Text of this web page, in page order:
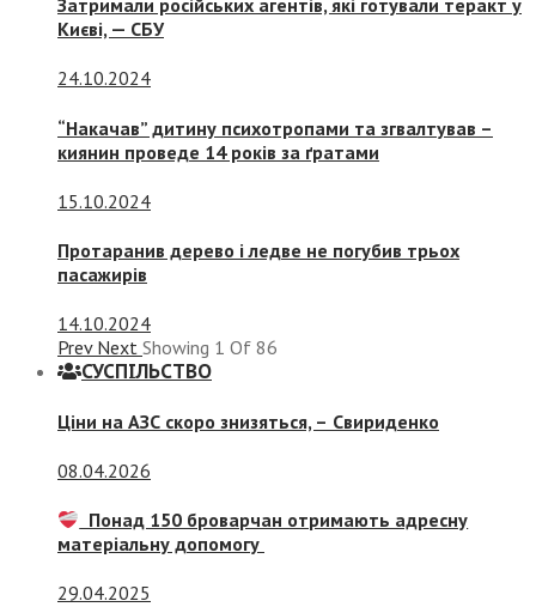
Києві, — СБУ
24.10.2024
“Накачав” дитину психотропами та згвалтував –
киянин проведе 14 років за ґратами
15.10.2024
Протаранив дерево і ледве не погубив трьох
пасажирів
14.10.2024
Prev Next Showing 1 Of 86
СУСПIЛЬСТВО
Ціни на АЗС скоро знизяться, – Свириденко
08.04.2026
Понад 150 броварчан отримають адресну
матеріальну допомогу
29.04.2025